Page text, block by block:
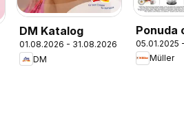
DM Katalog
01.08.2026 - 31.08.2026
DM
Ponuda
05.01.2025
Müller